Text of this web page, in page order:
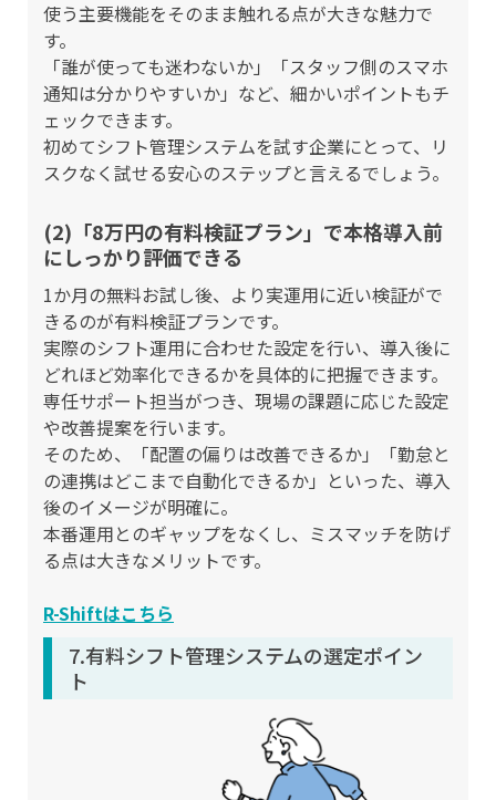
使う主要機能をそのまま触れる点が大きな魅力で
す。
「誰が使っても迷わないか」「スタッフ側のスマホ
通知は分かりやすいか」など、細かいポイントもチ
ェックできます。
初めてシフト管理システムを試す企業にとって、リ
スクなく試せる安心のステップと言えるでしょう。
(2)「8万円の有料検証プラン」で本格導入前
にしっかり評価できる
1か月の無料お試し後、より実運用に近い検証がで
きるのが有料検証プランです。
実際のシフト運用に合わせた設定を行い、導入後に
どれほど効率化できるかを具体的に把握できます。
専任サポート担当がつき、現場の課題に応じた設定
や改善提案を行います。
そのため、「配置の偏りは改善できるか」「勤怠と
の連携はどこまで自動化できるか」といった、導入
後のイメージが明確に。
本番運用とのギャップをなくし、ミスマッチを防げ
る点は大きなメリットです。
R-Shiftはこちら
7.有料シフト管理システムの選定ポイン
ト